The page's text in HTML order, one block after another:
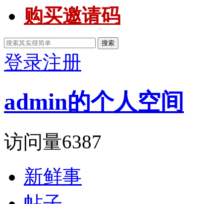
购买邀请码
搜索
登录注册
admin的个人空间
访问量6387
新鲜事